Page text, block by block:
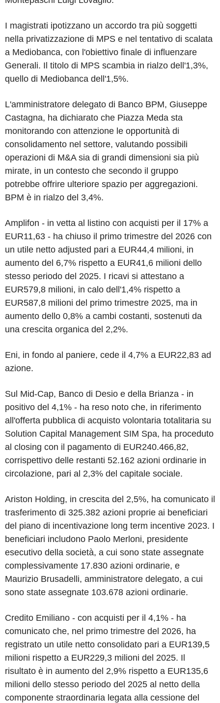
I magistrati ipotizzano un accordo tra più soggetti
nella privatizzazione di MPS e nel tentativo di scalata
a Mediobanca, con l'obiettivo finale di influenzare
Generali. Il titolo di MPS scambia in rialzo dell'1,3%,
quello di Mediobanca dell'1,5%.
L'amministratore delegato di Banco BPM, Giuseppe
Castagna, ha dichiarato che Piazza Meda sta
monitorando con attenzione le opportunità di
consolidamento nel settore, valutando possibili
operazioni di M&A sia di grandi dimensioni sia più
mirate, in un contesto che secondo il gruppo
potrebbe offrire ulteriore spazio per aggregazioni.
BPM è in rialzo del 3,4%.
Amplifon - in vetta al listino con acquisti per il 17% a
EUR11,63 - ha chiuso il primo trimestre del 2026 con
un utile netto adjusted pari a EUR44,4 milioni, in
aumento del 6,7% rispetto a EUR41,6 milioni dello
stesso periodo del 2025. I ricavi si attestano a
EUR579,8 milioni, in calo dell'1,4% rispetto a
EUR587,8 milioni del primo trimestre 2025, ma in
aumento dello 0,8% a cambi costanti, sostenuti da
una crescita organica del 2,2%.
Eni, in fondo al paniere, cede il 4,7% a EUR22,83 ad
azione.
Sul Mid-Cap, Banco di Desio e della Brianza - in
positivo del 4,1% - ha reso noto che, in riferimento
all'offerta pubblica di acquisto volontaria totalitaria su
Solution Capital Management SIM Spa, ha proceduto
al closing con il pagamento di EUR240.466,82,
corrispettivo delle restanti 52.162 azioni ordinarie in
circolazione, pari al 2,3% del capitale sociale.
Ariston Holding, in crescita del 2,5%, ha comunicato il
trasferimento di 325.382 azioni proprie ai beneficiari
del piano di incentivazione long term incentive 2023. I
beneficiari includono Paolo Merloni, presidente
esecutivo della società, a cui sono state assegnate
complessivamente 17.830 azioni ordinarie, e
Maurizio Brusadelli, amministratore delegato, a cui
sono state assegnate 103.678 azioni ordinarie.
Credito Emiliano - con acquisti per il 4,1% - ha
comunicato che, nel primo trimestre del 2026, ha
registrato un utile netto consolidato pari a EUR139,5
milioni rispetto a EUR229,3 milioni del 2025. Il
risultato è in aumento del 2,9% rispetto a EUR135,6
milioni dello stesso periodo del 2025 al netto della
componente straordinaria legata alla cessione del